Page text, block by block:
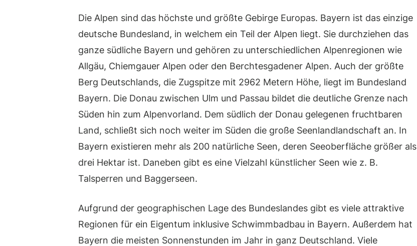
Die Alpen sind das höchste und größte Gebirge Europas. Bayern ist das einzige
deutsche Bundesland, in welchem ein Teil der Alpen liegt. Sie durchziehen das
ganze südliche Bayern und gehören zu unterschiedlichen Alpenregionen wie
Allgäu, Chiemgauer Alpen oder den Berchtesgadener Alpen. Auch der größte
Berg Deutschlands, die Zugspitze mit 2962 Metern Höhe, liegt im Bundesland
Bayern. Die Donau zwischen Ulm und Passau bildet die deutliche Grenze nach
Süden hin zum Alpenvorland. Dem südlich der Donau gelegenen fruchtbaren
Land, schließt sich noch weiter im Süden die große Seenlandlandschaft an. In
Bayern existieren mehr als 200 natürliche Seen, deren Seeoberfläche größer als
drei Hektar ist. Daneben gibt es eine Vielzahl künstlicher Seen wie z. B.
Talsperren und Baggerseen.
Aufgrund der geographischen Lage des Bundeslandes gibt es viele attraktive
Regionen für ein Eigentum inklusive Schwimmbadbau in Bayern. Außerdem hat
Bayern die meisten Sonnenstunden im Jahr in ganz Deutschland. Viele